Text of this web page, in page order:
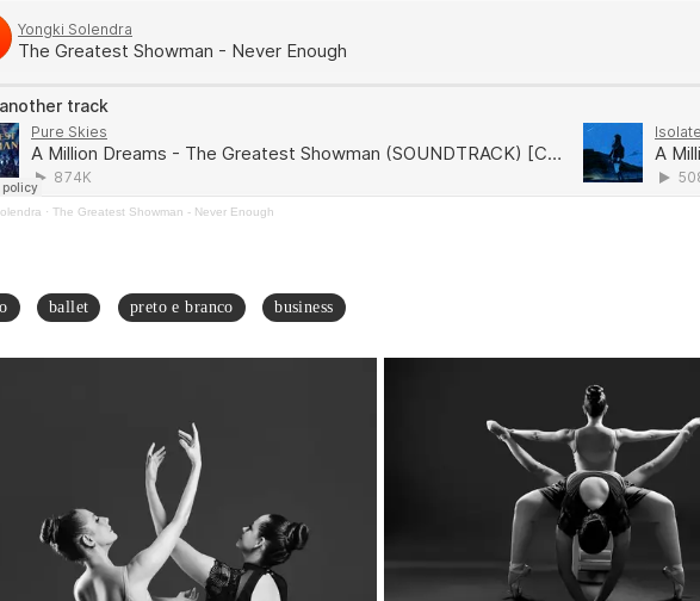
· The Greatest Showman - Never Enough
ballet preto e branco business